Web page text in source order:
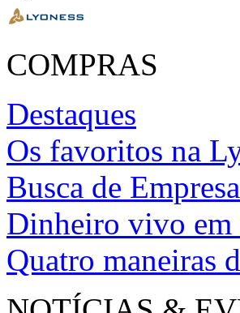
COMPRAS
Destaques
Os favoritos na
Busca de
Dinheiro vivo em
Quatro maneiras